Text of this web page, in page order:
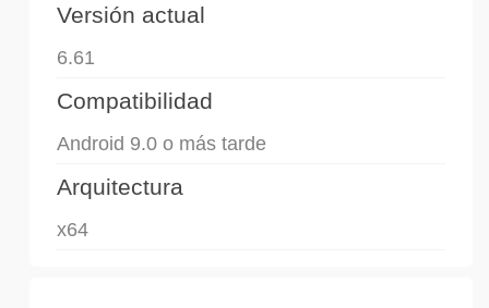
Versión actual
6.61
Compatibilidad
Android 9.0 o más tarde
Arquitectura
x64